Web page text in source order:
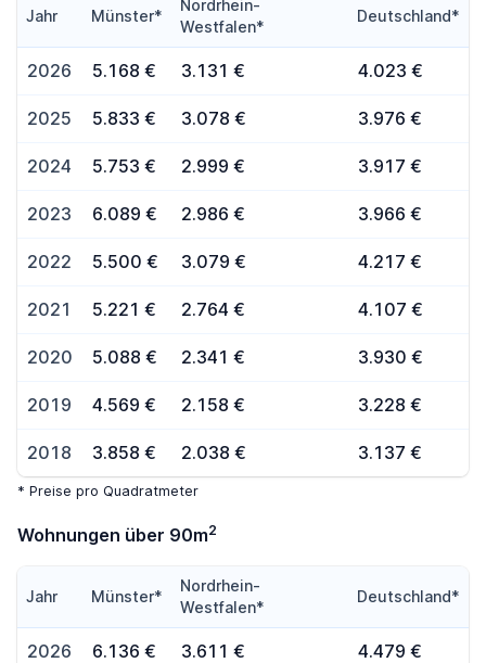
Jahr Münster*
Nordrhein-
Westfalen*
Deutschland*
2026 5.168 € 3.131 € 4.023 €
2025 5.833 € 3.078 € 3.976 €
2024 5.753 € 2.999 € 3.917 €
2023 6.089 € 2.986 € 3.966 €
2022 5.500 € 3.079 € 4.217 €
2021 5.221 € 2.764 € 4.107 €
2020 5.088 € 2.341 € 3.930 €
2019 4.569 € 2.158 € 3.228 €
2018 3.858 € 2.038 € 3.137 €
* Preise pro Quadratmeter
Wohnungen über 90m2
Jahr Münster*
Nordrhein-
Westfalen*
Deutschland*
2026 6.136 € 3.611 € 4.479 €